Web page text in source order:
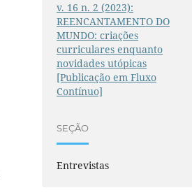
v. 16 n. 2 (2023):
REENCANTAMENTO DO
MUNDO: criações
curriculares enquanto
novidades utópicas
[Publicação em Fluxo
Contínuo]
SEÇÃO
Entrevistas